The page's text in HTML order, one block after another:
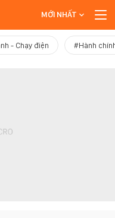
MỚI NHẤT
- Chạy điện #Hành